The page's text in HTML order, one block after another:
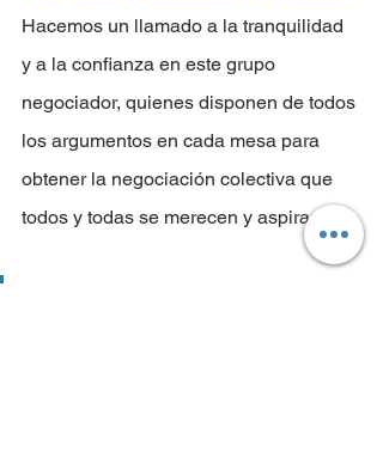
Hacemos un llamado a la tranquilidad
y a la confianza en este grupo
negociador, quienes disponen de todos
los argumentos en cada mesa para
obtener la negociación colectiva que
todos y todas se merecen y aspiran.